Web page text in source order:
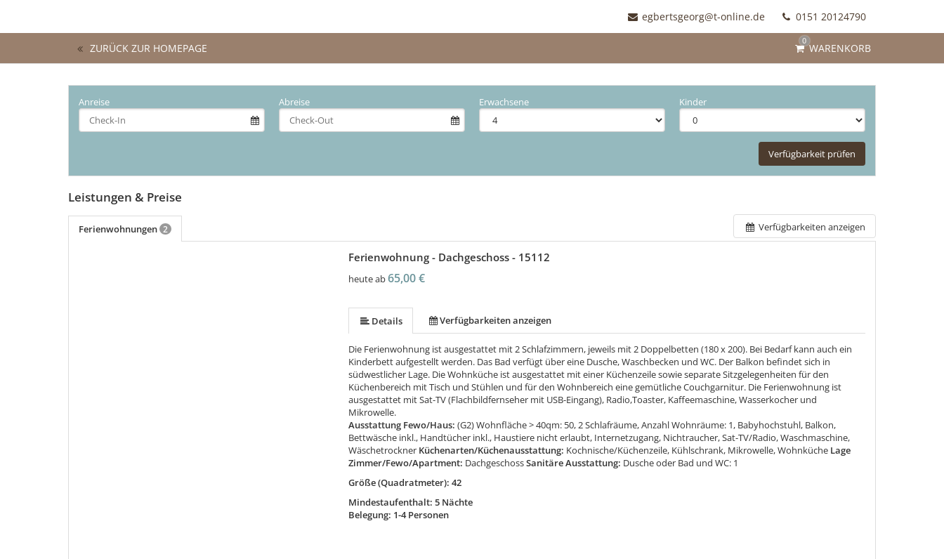
egbertsgeorg@t-online.de 0151 20124790
0
WARENKORB
ZURÜCK ZUR HOMEPAGE
Anreise Abreise Erwachsene Kinder
Verfügbarkeit prüfen
Verfügbarkeiten anzeigen
Leistungen & Preise
Ferienwohnungen 2
Ferienwohnung - Dachgeschoss - 15112
heute ab65,00 €
Details Verfügbarkeiten anzeigen
Die Ferienwohnung ist ausgestattet mit 2 Schlafzimmern, jeweils mit 2 Doppelbetten (180 x 200). Bei Bedarf kann auch ein
Kinderbett aufgestellt werden. Das Bad verfügt über eine Dusche, Waschbecken und WC. Der Balkon befindet sich in
südwestlicher Lage. Die Wohnküche ist ausgestattet mit einer Küchenzeile sowie separate Sitzgelegenheiten für den
Küchenbereich mit Tisch und Stühlen und für den Wohnbereich eine gemütliche Couchgarnitur. Die Ferienwohnung ist
ausgestattet mit Sat-TV (Flachbildfernseher mit USB-Eingang), Radio,Toaster, Kaffeemaschine, Wasserkocher und
Mikrowelle.
Ausstattung Fewo/Haus: (G2) Wohnfläche > 40qm: 50, 2 Schlafräume, Anzahl Wohnräume: 1, Babyhochstuhl, Balkon,
Bettwäsche inkl., Handtücher inkl., Haustiere nicht erlaubt, Internetzugang, Nichtraucher, Sat-TV/Radio, Waschmaschine,
WäschetrocknerKüchenarten/Küchenausstattung: Kochnische/Küchenzeile, Kühlschrank, Mikrowelle, WohnkücheLage
Zimmer/Fewo/Apartment: DachgeschossSanitäre Ausstattung: Dusche oder Bad und WC: 1
Größe (Quadratmeter): 42
Mindestaufenthalt: 5 Nächte
Belegung: 1-4 Personen